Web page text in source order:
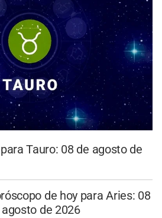
Tauro: 08 de agosto de
de hoy para Aries: 08
agosto de 2026